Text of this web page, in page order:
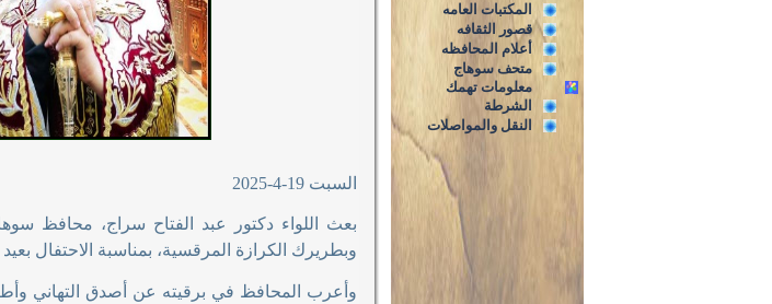
المكتبات العامه
قصور الثقافه
أعلام المحافظه
متحف سوهاج
معلومات تهمك
الشرطة
النقل والمواصلات
السبت 19-4-2025
بعث اللواء دكتور عبد الفتاح سراج، محافظ
وبطريرك الكرازة المرقسية، بمناسبة الاحتفال بعيد
وأعرب المحافظ في برقيته عن أصدق التهاني وأطيب